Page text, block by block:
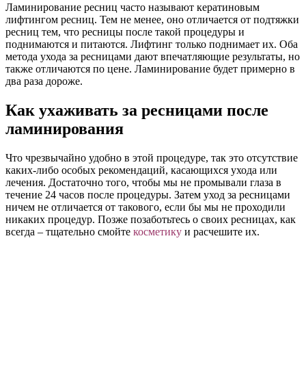
Ламинирование ресниц часто называют кератиновым
лифтингом ресниц. Тем не менее, оно отличается от подтяжки
ресниц тем, что ресницы после такой процедуры и
поднимаются и питаются. Лифтинг только поднимает их. Оба
метода ухода за ресницами дают впечатляющие результаты, но
также отличаются по цене. Ламинирование будет примерно в
два раза дороже.
Как ухаживать за ресницами после
ламинирования
Что чрезвычайно удобно в этой процедуре, так это отсутствие
каких-либо особых рекомендаций, касающихся ухода или
лечения. Достаточно того, чтобы мы не промывали глаза в
течение 24 часов после процедуры. Затем уход за ресницами
ничем не отличается от такового, если бы мы не проходили
никаких процедур. Позже позаботьтесь о своих ресницах, как
всегда – тщательно смойте косметику и расчешите их.